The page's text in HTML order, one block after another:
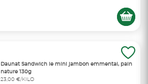
Daunat Sandwich le mini jambon emmental, pain
nature 130g
23,00 €/KILO